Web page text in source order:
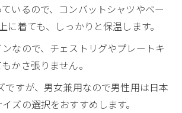
いるので、コンバットシャツやベー
に着ても、しっかりと保温します。
なので、チェストリグやプレートキ
かさ張りません。
ですが、男女兼用なので男性用は日本
ズの選択をおすすめします。